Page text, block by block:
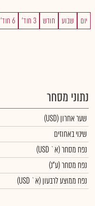
יום שבוע חודש 3 חוד' 6 חוד'
נתוני מסחר
שער אחרון (USD)
שינוי באחוזים
נפח מסחר(א` USD)
נפח מסחר(ע"נ)
נפח ממוצע לרבעון (א` USD)